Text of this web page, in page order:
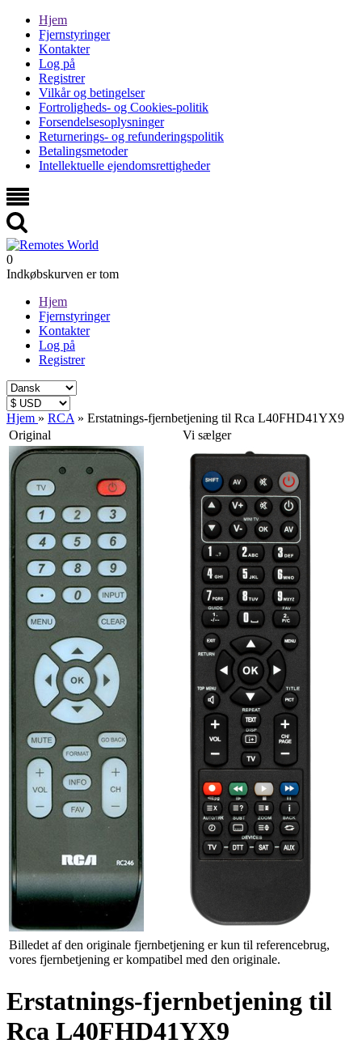
Hjem
Fjernstyringer
Kontakter
Log på
Registrer
Vilkår og betingelser
Fortroligheds- og Cookies-politik
Forsendelsesoplysninger
Returnerings- og refunderingspolitik
Betalingsmetoder
Intellektuelle ejendomsrettigheder
0
Indkøbskurven er tom
Hjem
Fjernstyringer
Kontakter
Log på
Registrer
Hjem » RCA » Erstatnings-fjernbetjening til Rca L40FHD41YX9
Original
Vi sælger
Billedet af den originale fjernbetjening er kun til referencebrug,
vores fjernbetjening er kompatibel med den originale.
Erstatnings-fjernbetjening til
Rca L40FHD41YX9